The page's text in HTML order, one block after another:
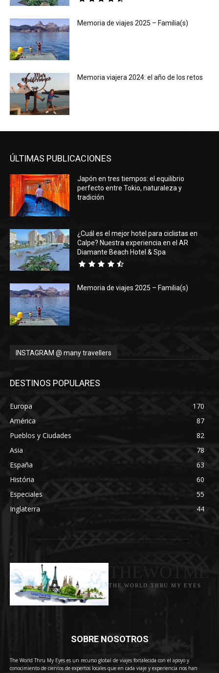
Memoria de viajes 2025 – Familia(s)
Memoria viajera 2024: el año de los retos
ÚLTIMAS PUBLICACIONES
Japón en tres tiempos: el equilibrio
perfecto entre Tokio, naturaleza y
tradición
¿Cuál es el mejor hotel para ciclistas en
Calpe? Nuestra experiencia en el AR
Diamante Beach Hotel & Spa
Memoria de viajes 2025 – Familia(s)
INSTAGRAM @ many travellers
DESTINOS POPULARES
Europa
170
América
87
Pueblos y Ciudades
82
Asia
78
España
63
História
60
Especiales
55
Inglaterra
44
THE WORLD THRU MY EYES
SOBRE NOSOTROS
The World Thru My Eyes es un recurso global de viajes fortalecida con el apoyo y
conocimiento de cientos de expertos locales que en cada viaje y experiencia nos han